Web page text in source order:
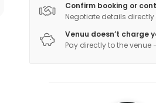
Confirm booking or
Negotiate details directly
Venuu doesn’t charge
Pay directly to the